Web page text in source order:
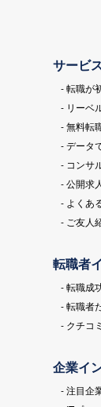
サービ
- 転職が
- リーベ
- 無料転
- データ
- コンサ
- 公開求
- よくあ
- ご友人
転職者
- 転職成
- 転職者
- クチコミ
企業イ
- 注目企